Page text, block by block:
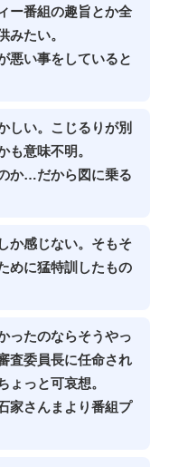
ー番組の趣旨とか全
みたい。
悪い事をしていると
しい。こじるりが別
も意味不明。
か…だから図に乗る
か感じない。そもそ
めに猛特訓したもの
ったのならそうやっ
査委員長に任命され
ょっと可哀想。
家さんまより番組プ